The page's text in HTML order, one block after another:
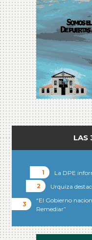
LAS
La DPE
Urquiza
“El Gobierno
Remediar”